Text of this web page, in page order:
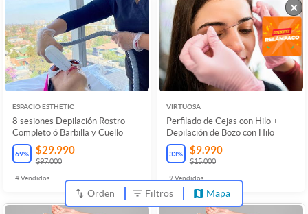
ESPACIO ESTHETIC
8 sesiones Depilación Rostro
Completo ó Barbilla y Cuello
69% $29.990
$97.000
4Vendidos
VIRTUOSA
Perfilado de Cejas con Hilo +
Depilación de Bozo con Hilo
33% $9.990
$15.000
9Vendidos
Orden Filtros Mapa
×